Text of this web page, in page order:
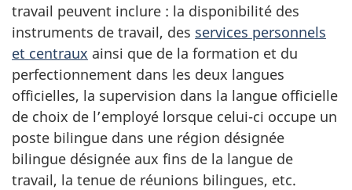
travail peuvent inclure : la disponibilité des
instruments de travail, des services personnels
et centraux ainsi que de la formation et du
perfectionnement dans les deux langues
officielles, la supervision dans la langue officielle
de choix de l’employé lorsque celui-ci occupe un
poste bilingue dans une région désignée
bilingue désignée aux fins de la langue de
travail, la tenue de réunions bilingues, etc.